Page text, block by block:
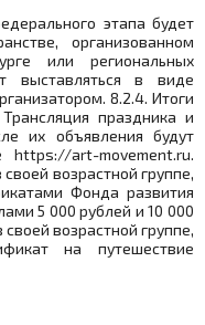
этапа будет
организованном
или региональных
выставляться в виде
8.2.4. Итоги
праздника и
их объявления будут
https://art-movement.ru.
возрастной группе,
Фонда развития
5 000 рублей и 10 000
возрастной группе,
на путешествие